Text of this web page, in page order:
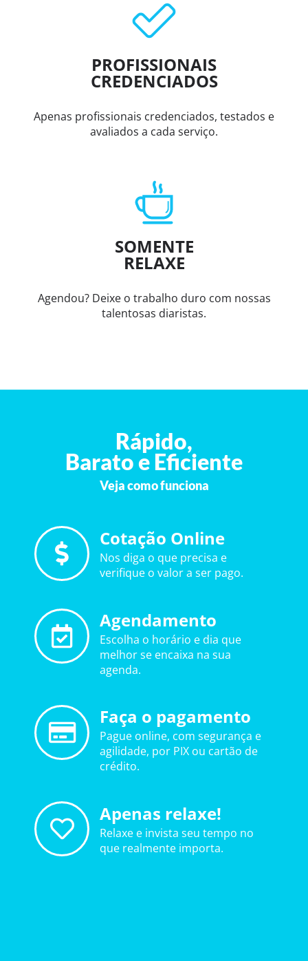
PROFISSIONAIS
CREDENCIADOS
Apenas profissionais credenciados, testados e
avaliados a cada serviço.
SOMENTE
RELAXE
Agendou? Deixe o trabalho duro com nossas
talentosas diaristas.
Rápido,
Barato e Eficiente
Veja como funciona
Cotação Online
Nos diga o que precisa e
verifique o valor a ser pago.
Agendamento
Escolha o horário e dia que
melhor se encaixa na sua
agenda.
Faça o pagamento
Pague online, com segurança e
agilidade, por PIX ou cartão de
crédito.
Apenas relaxe!
Relaxe e invista seu tempo no
que realmente importa.